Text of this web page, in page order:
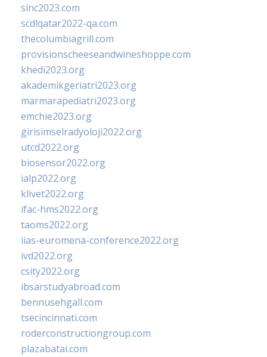
sinc2023.com
scdlqatar2022-qa.com
thecolumbiagrill.com
provisionscheeseandwineshoppe.com
khedi2023.org
akademikgeriatri2023.org
marmarapediatri2023.org
emchie2023.org
girisimselradyoloji2022.org
utcd2022.org
biosensor2022.org
ialp2022.org
klivet2022.org
ifac-hms2022.org
taoms2022.org
iias-euromena-conference2022.org
ivd2022.org
csity2022.org
ibsarstudyabroad.com
bennusehgall.com
tsecincinnati.com
roderconstructiongroup.com
plazabatai.com